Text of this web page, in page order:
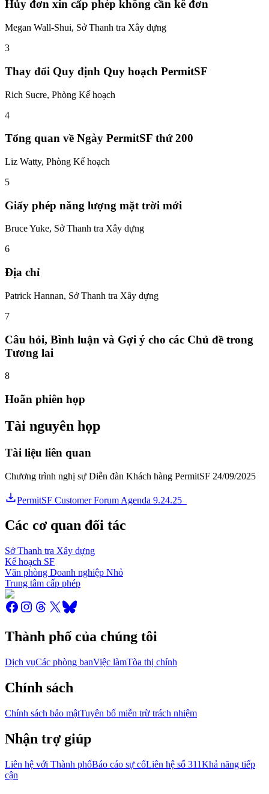
Hủy đơn xin cấp phép không cần kê đơn
Megan Wall-Shui, Sở Thanh tra Xây dựng
3
Thay đổi Quy định Quy hoạch PermitSF
Rich Sucre, Phòng Kế hoạch
4
Tổng quan về Ngày PermitSF thứ 200
Liz Watty, Phòng Kế hoạch
5
Giấy phép năng lượng mặt trời mới
Bruce Yuke, Sở Thanh tra Xây dựng
6
Địa chỉ
Patrick Hannan, Sở Thanh tra Xây dựng
7
Câu hỏi, Bình luận và Gợi ý cho các Chủ đề trong
Tương lai
8
Hoãn phiên họp
Tài nguyên họp
Tài liệu liên quan
Chương trình nghị sự Diễn đàn Khách hàng PermitSF 24/09/2025
PermitSF Customer Forum Agenda 9.24.25_
Các cơ quan đối tác
Sở Thanh tra Xây dựng
Kế hoạch SF
Văn phòng Doanh nghiệp Nhỏ
Trung tâm cấp phép
Thành phố của chúng tôi
Dịch vụCác phòng banViệc làmTòa thị chính
Chính sách
Chính sách bảo mậtTuyên bố miễn trừ trách nhiệm
Nhận trợ giúp
Liên hệ với Thành phốBáo cáo sự cốLiên hệ số 311Khả năng tiếp
cận